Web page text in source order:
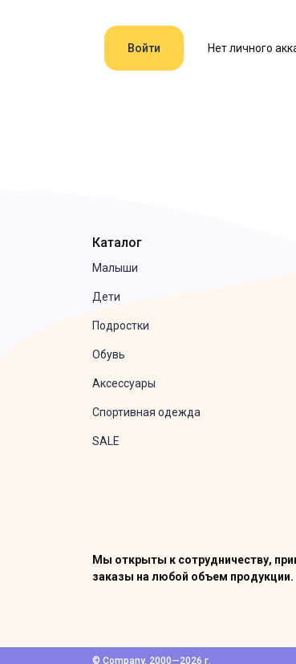
Нет личного
Каталог
Малыши
Дети
Подростки
Обувь
Аксессуары
Спортивная одежда
SALE
Мы открыты к сотрудничеству,
заказы на любой объем продукции.
© Company, 2000—2026 г.